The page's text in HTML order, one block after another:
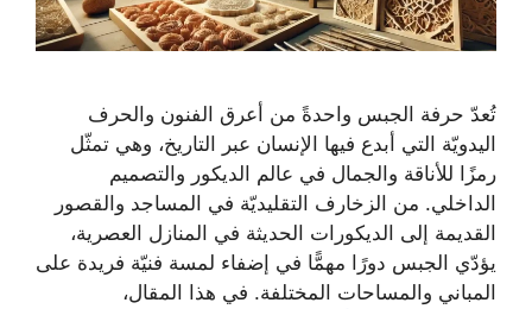
تُعدّ حرفة الجبس واحدةً من أعرق الفنون والحرف
اليدويّة التي أبدع فيها الإنسان عبر التاريخ، وهي تمثّل
رمزًا للأناقة والجمال في عالم الديكور والتصميم
الداخلي. من الزخارف التقليديّة في المساجد والقصور
القديمة إلى الديكورات الحديثة في المنازل العصرية،
يؤدّي الجبس دورًا مهمًّا في إضفاء لمسة فنيّة فريدة على
المباني والمساحات المختلفة. في هذا المقال،